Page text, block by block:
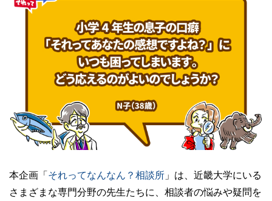
本企画「​​ ​​それってなんなん？相談所 」は、近畿大学にいる
さまざまな専門分野の先生たちに、相談者の悩みや疑問を